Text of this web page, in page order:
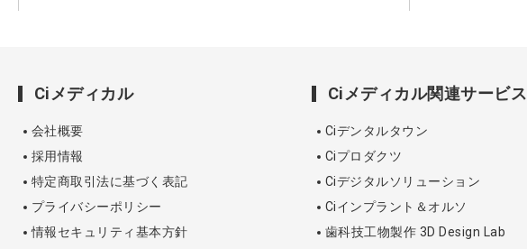
Ciメディカル
会社概要
採用情報
特定商取引法に基づく表記
プライバシーポリシー
情報セキュリティ基本方針
Ciメディカル関連サービス
Ciデンタルタウン
Ciプロダクツ
Ciデジタルソリューション
Ciインプラント＆オルソ
歯科技工物製作 3D Design Lab